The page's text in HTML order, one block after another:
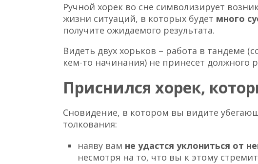
Ручной хорек во сне символизирует
жизни ситуаций, в которых будет много
получите ожидаемого результата.
Видеть двух хорьков – работа в тандеме
кем-то начинания) не принесет должного
Приснился хорек,
Сновидение, в котором вы видите
толкования:
наяву вам не удастся уклониться от
несмотря на то, что вы к этому